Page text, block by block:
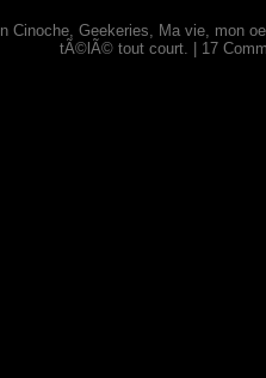
Cinoche Geekeries
Ma vie, mon
tÃ©lÃ© tout court. | 17